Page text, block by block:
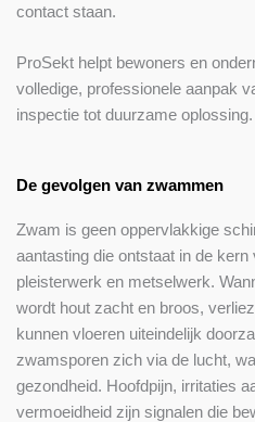
contact staan.
ProSekt helpt bewoners en
volledige, professionele aanpak
inspectie tot duurzame oplossing.
De gevolgen van zwammen
Zwam is geen oppervlakkige
aantasting die ontstaat in de
pleisterwerk en metselwerk.
wordt hout zacht en broos,
kunnen vloeren uiteindelijk
zwamsporen zich via de lucht,
gezondheid. Hoofdpijn, irritaties
vermoeidheid zijn signalen die